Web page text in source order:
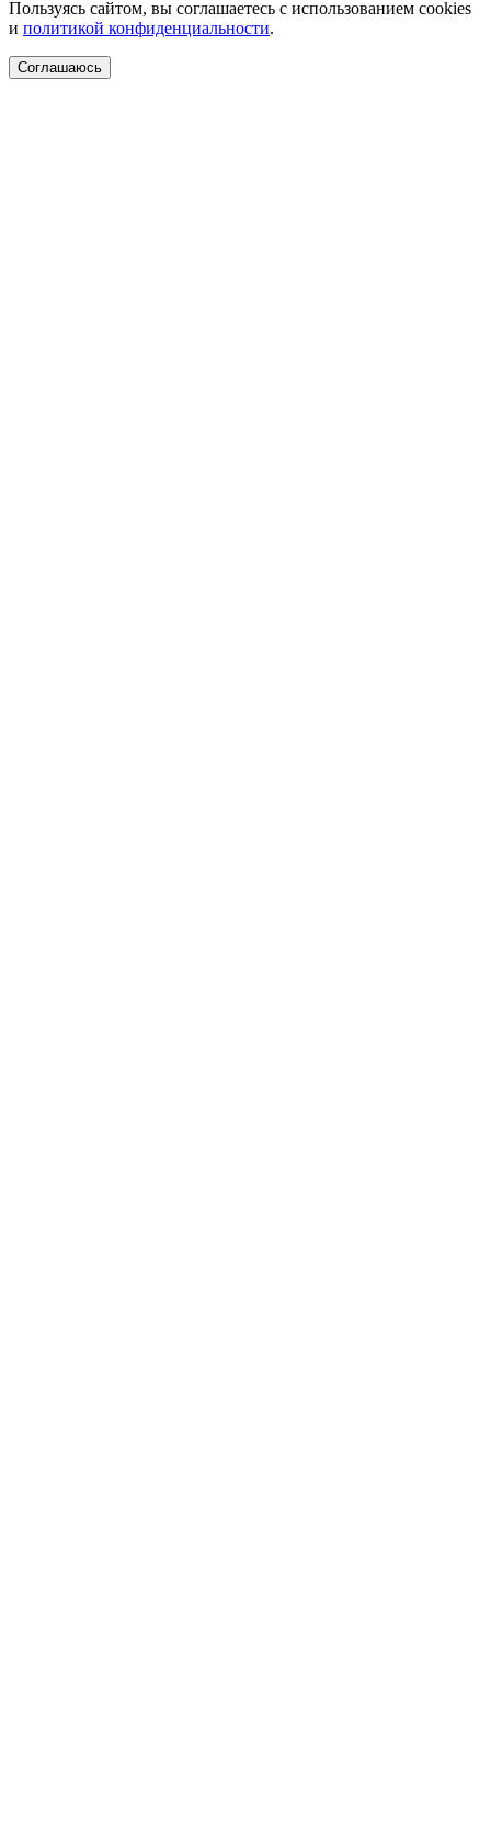
Пользуясь сайтом, вы соглашаетесь с использованием cookies
и политикой конфиденциальности.
Соглашаюсь